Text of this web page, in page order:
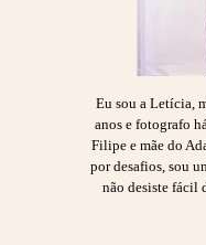
Eu sou a Letícia,
anos e fotografo
Filipe e mãe do
por desafios, sou
não desiste fácil